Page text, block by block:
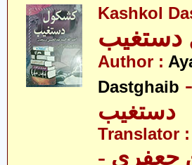
Kashkol
Author :
Dastghaib - آیت اللہ سید عبدالحسین
دستغیب
Translator :
جعفری